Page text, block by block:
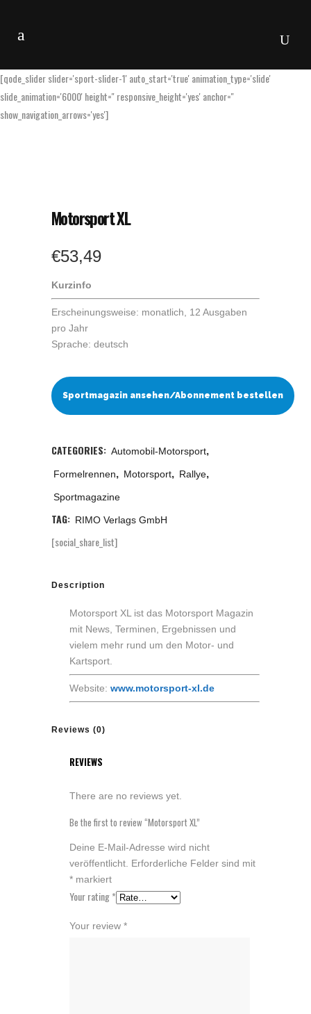
[qode_slider slider='sport-slider-1' auto_start='true' animation_type='slide'
slide_animation='6000' height='' responsive_height='yes' anchor=''
show_navigation_arrows='yes']
Motorsport XL
€53,49
Kurzinfo
Erscheinungsweise: monatlich, 12 Ausgaben
pro Jahr
Sprache: deutsch
Sportmagazin ansehen/Abonnement bestellen
CATEGORIES: Automobil-Motorsport,
Formelrennen, Motorsport, Rallye,
Sportmagazine
TAG: RIMO Verlags GmbH
[social_share_list]
Description
Motorsport XL ist das Motorsport Magazin
mit News, Terminen, Ergebnissen und
vielem mehr rund um den Motor- und
Kartsport.
Website: www.motorsport-xl.de
Reviews (0)
REVIEWS
There are no reviews yet.
Be the first to review “Motorsport XL”
Deine E-Mail-Adresse wird nicht
veröffentlicht. Erforderliche Felder sind mit
* markiert
Your rating*
Your review *